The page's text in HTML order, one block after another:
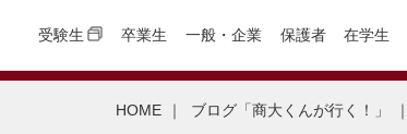
受験生 卒業生 一般・企業 保護者 在学生
HOME ｜ ブログ「商大くんが行く！」 ｜